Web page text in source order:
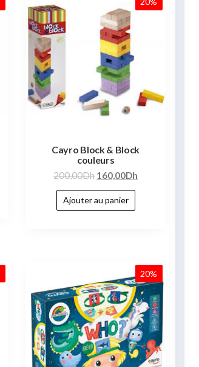
Cayro Block & Block
couleurs
200,00Dh 160,00Dh
Ajouter au panier
20%